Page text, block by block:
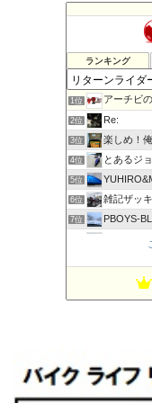
ランキング
1位 アーチビ
2位 Re:
3位 楽しめ！俺
4位 とあるジ
5位
6位 雑記ザッ
7位 PBOYS-
kuni's ブ
ビーテ
11位 MT-07と
15位 ほんまも